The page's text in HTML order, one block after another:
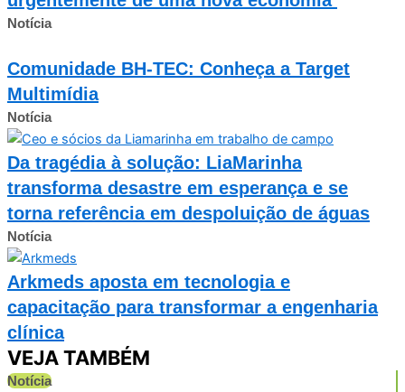
Notícia
Comunidade BH-TEC: Conheça a Target
Multimídia
Notícia
Da tragédia à solução: LiaMarinha
transforma desastre em esperança e se
torna referência em despoluição de águas
Notícia
Arkmeds aposta em tecnologia e
capacitação para transformar a engenharia
clínica
VEJA TAMBÉM
Notícia